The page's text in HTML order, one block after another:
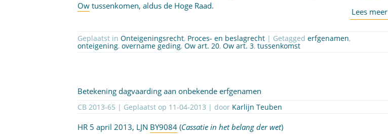
Ow tussenkomen, aldus de Hoge Raad.
Geplaatst inOnteigeningsrecht, Proces- en beslagrecht | Getaggederfgenamen,
onteigening,overname geding,Ow art. 20,Ow art. 3,tussenkomst
Betekening dagvaarding aan onbekende erfgenamen
CB 2013-65 | Geplaatst op 11-04-2013 | door Karlijn Teuben
HR 5 april 2013, LJN BY9084 (Cassatie in het belang der wet)